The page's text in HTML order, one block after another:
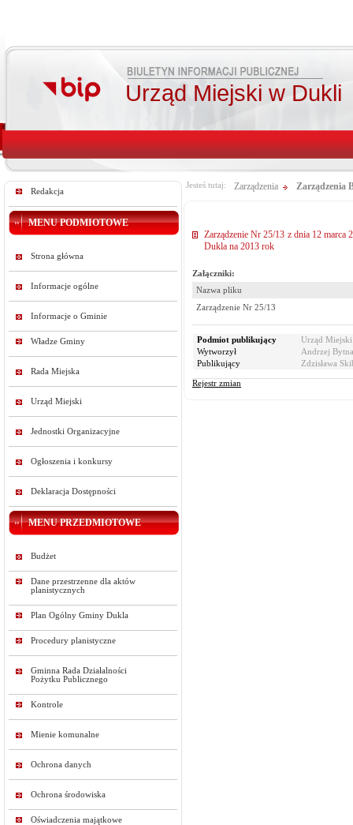
Urząd Miejski w Dukli
Redakcja
MENU PODMIOTOWE
Strona główna
Informacje ogólne
Informacje o Gminie
Władze Gminy
Rada Miejska
Urząd Miejski
Jednostki Organizacyjne
Ogłoszenia i konkursy
Deklaracja Dostępności
MENU PRZEDMIOTOWE
Budżet
Dane przestrzenne dla aktów
planistycznych
Plan Ogólny Gminy Dukla
Procedury planistyczne
Gminna Rada Działalności
Pożytku Publicznego
Kontrole
Mienie komunalne
Ochrona danych
Ochrona środowiska
Oświadczenia majątkowe
Jesteś tutaj: Zarządzenia Zarządzenia
Zarządzenie Nr 25/13 z dnia 12
Dukla na 2013 rok
Załączniki:
Nazwa pliku
Zarządzenie Nr 25/13
Podmiot publikujący
Urząd
Wytworzył
Andrzej
Publikujący
Zdzisława
Rejestr zmian